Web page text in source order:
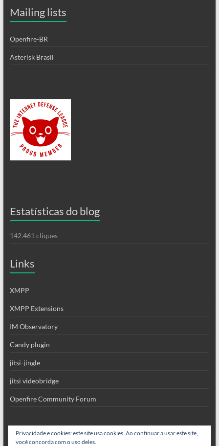
Mailing lists
Openfire-BR
Asterisk Brasil
Estatísticas do blog
142.461 cliques
Links
XMPP
XMPP Extensions
IM Observatory
Candy plugin
jitsi-jingle
jitsi videobridge
Openfire Community Forum
Privacidade e cookies: este site usa cookies. Ao continuar a usar este site,
você concorda com o uso deles.